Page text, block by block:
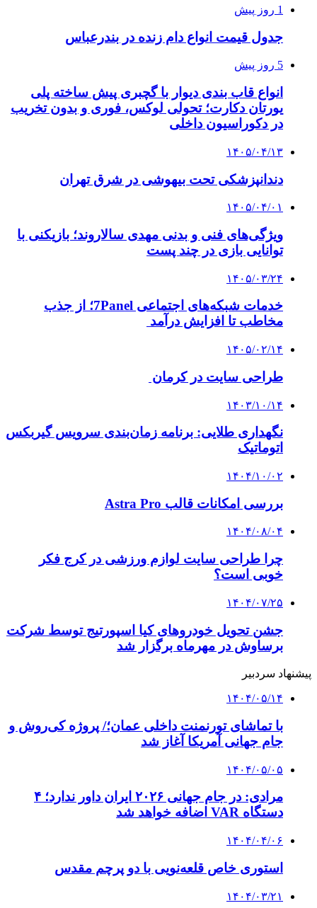
1 روز پیش
جدول قیمت انواع دام زنده در بندرعباس
5 روز پیش
انواع قاب بندی دیوار با گچبری پیش ساخته پلی
یورتان دکارت؛ تحولی لوکس، فوری و بدون تخریب
در دکوراسیون داخلی
۱۴۰۵/۰۴/۱۳
دندانپزشکی تحت بیهوشی در شرق تهران
۱۴۰۵/۰۴/۰۱
ویژگی‌های فنی و بدنی مهدی سالاروند؛ بازیکنی با
توانایی بازی در چند پست
۱۴۰۵/۰۳/۲۴
خدمات شبکه‌های اجتماعی 7Panel؛ از جذب
مخاطب تا افزایش درآمد
۱۴۰۵/۰۲/۱۴
طراحی سایت در کرمان
۱۴۰۳/۱۰/۱۴
نگهداری طلایی: برنامه زمان‌بندی سرویس گیربکس
اتوماتیک
۱۴۰۴/۱۰/۰۲
بررسی امکانات قالب Astra Pro
۱۴۰۴/۰۸/۰۴
چرا طراحی سایت لوازم ورزشی در کرج فکر
خوبی است؟
۱۴۰۴/۰۷/۲۵
جشن تحویل خودروهای کیا اسپورتیج توسط شرکت
برساوش در مهرماه برگزار شد
پیشنهاد سردبیر
۱۴۰۴/۰۵/۱۴
با تماشای تورنمنت داخلی عمان؛/ پروژه کی‌روش و
جام جهانی آمریکا آغاز شد
۱۴۰۴/۰۵/۰۵
مرادی: در جام جهانی ۲۰۲۶ ایران داور ندارد؛ ۴
دستگاه VAR اضافه خواهد شد
۱۴۰۴/۰۴/۰۶
استوری خاص قلعه‌نویی با دو پرچم مقدس
۱۴۰۴/۰۳/۲۱